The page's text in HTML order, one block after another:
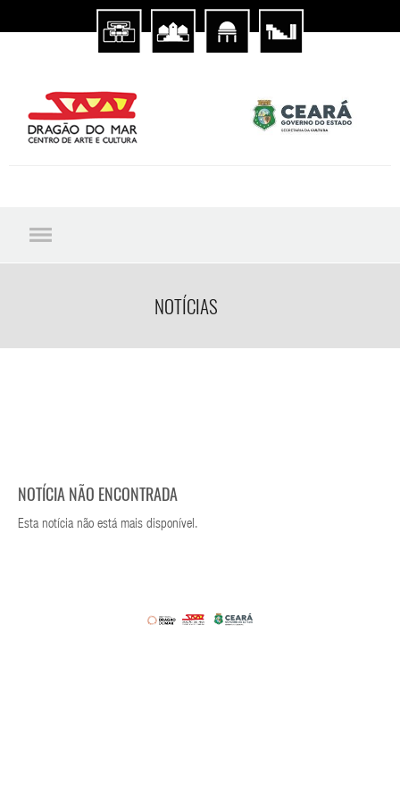
NOTÍCIAS
NOTÍCIA NÃO ENCONTRADA
Esta notícia não está mais disponível.